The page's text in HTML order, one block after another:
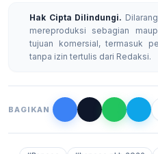
Hak Cipta Dilindungi.
mereproduksi sebagian
tujuan komersial, termasuk
tanpa izin tertulis dari Redaksi.
BAGIKAN